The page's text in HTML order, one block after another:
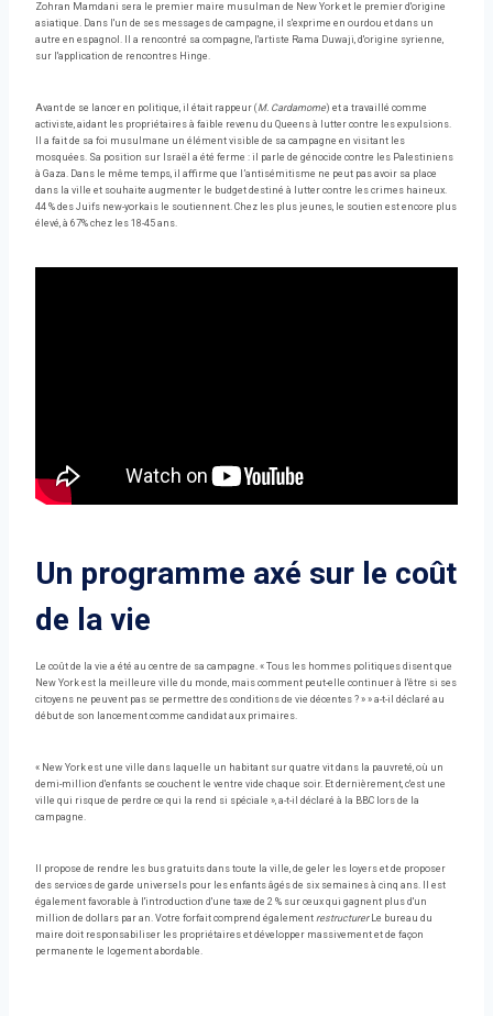
Zohran Mamdani sera le premier maire musulman de New York et le premier d'origine
asiatique. Dans l'un de ses messages de campagne, il s'exprime en ourdou et dans un
autre en espagnol. Il a rencontré sa compagne, l'artiste Rama Duwaji, d'origine syrienne,
sur l'application de rencontres Hinge.
Avant de se lancer en politique, il était rappeur ( M. Cardamome) et a travaillé comme
activiste, aidant les propriétaires à faible revenu du Queens à lutter contre les expulsions.
Il a fait de sa foi musulmane un élément visible de sa campagne en visitant les
mosquées. Sa position sur Israël a été ferme : il parle de génocide contre les Palestiniens
à Gaza. Dans le même temps, il affirme que l’antisémitisme ne peut pas avoir sa place
dans la ville et souhaite augmenter le budget destiné à lutter contre les crimes haineux.
44 % des Juifs new-yorkais le soutiennent. Chez les plus jeunes, le soutien est encore plus
élevé, à 67% chez les 18-45 ans.
Un programme axé sur le coût
de la vie
Le coût de la vie a été au centre de sa campagne. « Tous les hommes politiques disent que
New York est la meilleure ville du monde, mais comment peut-elle continuer à l'être si ses
citoyens ne peuvent pas se permettre des conditions de vie décentes ? » » a-t-il déclaré au
début de son lancement comme candidat aux primaires.
« New York est une ville dans laquelle un habitant sur quatre vit dans la pauvreté, où un
demi-million d'enfants se couchent le ventre vide chaque soir. Et dernièrement, c'est une
ville qui risque de perdre ce qui la rend si spéciale », a-t-il déclaré à la BBC lors de la
campagne.
Il propose de rendre les bus gratuits dans toute la ville, de geler les loyers et de proposer
des services de garde universels pour les enfants âgés de six semaines à cinq ans. Il est
également favorable à l'introduction d'une taxe de 2 % sur ceux qui gagnent plus d'un
million de dollars par an. Votre forfait comprend également restructurerLe bureau du
maire doit responsabiliser les propriétaires et développer massivement et de façon
permanente le logement abordable.